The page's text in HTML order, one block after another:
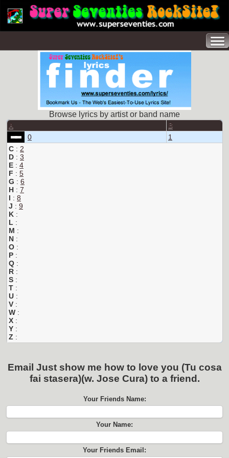
Browse lyrics by artist or band name
A B
0
1
C : 2
D : 3
E : 4
F : 5
G : 6
H : 7
I : 8
J : 9
K :
L :
M :
N :
O :
P :
Q :
R :
S :
T :
U :
V :
W :
X :
Y :
Z :
Email Just show me how to love you (Tu cosa
fai stasera)(w. Jose Cura) to a friend.
Your Friends Name:
Your Name:
Your Friends Email: